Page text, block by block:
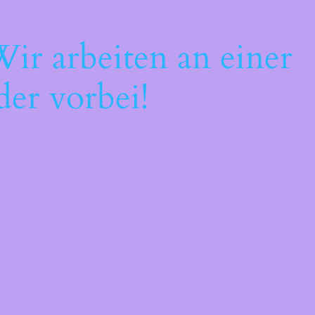
arbeiten an einer
vorbei!